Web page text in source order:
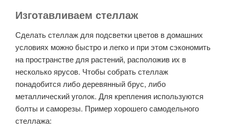
Изготавливаем стеллаж
Сделать стеллаж для подсветки цветов в домашних
условиях можно быстро и легко и при этом сэкономить
на пространстве для растений, расположив их в
несколько ярусов. Чтобы собрать стеллаж
понадобится либо деревянный брус, либо
металлический уголок. Для крепления используются
болты и саморезы. Пример хорошего самодельного
стеллажа: